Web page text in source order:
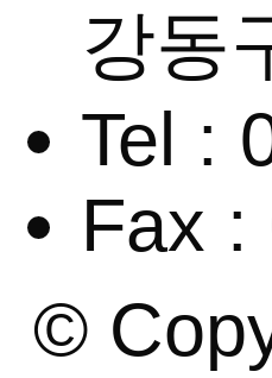
강동
Tel :
Fax :
©